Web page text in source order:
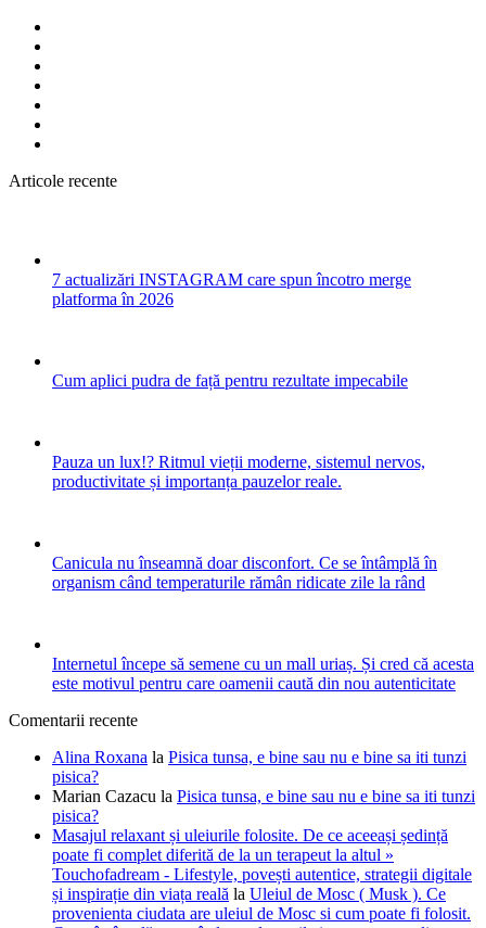
Articole recente
7 actualizări INSTAGRAM care spun încotro merge
platforma în 2026
Cum aplici pudra de față pentru rezultate impecabile
Pauza un lux!? Ritmul vieții moderne, sistemul nervos,
productivitate și importanța pauzelor reale.
Canicula nu înseamnă doar disconfort. Ce se întâmplă în
organism când temperaturile rămân ridicate zile la rând
Internetul începe să semene cu un mall uriaș. Și cred că acesta
este motivul pentru care oamenii caută din nou autenticitate
Comentarii recente
Alina Roxana la Pisica tunsa, e bine sau nu e bine sa iti tunzi
pisica?
Marian Cazacu la Pisica tunsa, e bine sau nu e bine sa iti tunzi
pisica?
Masajul relaxant și uleiurile folosite. De ce aceeași ședință
poate fi complet diferită de la un terapeut la altul »
Touchofadream - Lifestyle, povești autentice, strategii digitale
și inspirație din viața reală la Uleiul de Mosc ( Musk ). Ce
provenienta ciudata are uleiul de Mosc si cum poate fi folosit.